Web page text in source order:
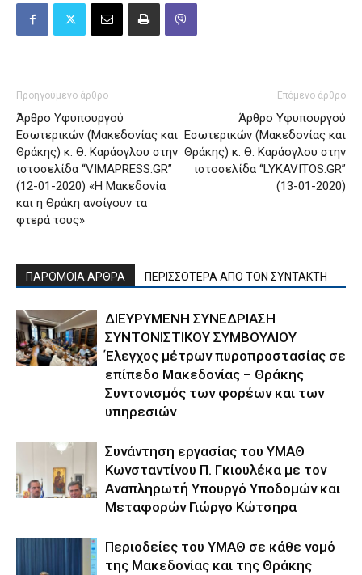
Προηγούμενο άρθρο
Άρθρο Υφυπουργού
Εσωτερικών (Μακεδονίας και
Θράκης) κ. Θ. Καράογλου στην
ιστοσελίδα “VΙMAPRESS.GR”
(12-01-2020) «H Μακεδονία
και η Θράκη ανοίγουν τα
φτερά τους»
Επόμενο άρθρο
Άρθρο Υφυπουργού
Εσωτερικών (Μακεδονίας και
Θράκης) κ. Θ. Καράογλου στην
ιστοσελίδα “LYKAVITOS.GR”
(13-01-2020)
ΠΑΡΟΜΟΙΑ ΑΡΘΡΑ ΠΕΡΙΣΣΟΤΕΡΑ ΑΠΟ ΤΟΝ ΣΥΝΤΑΚΤΗ
ΔΙΕΥΡΥΜΕΝΗ ΣΥΝΕΔΡΙΑΣΗ
ΣΥΝΤΟΝΙΣΤΙΚΟΥ ΣΥΜΒΟΥΛΙΟΥ
Έλεγχος μέτρων πυροπροστασίας σε
επίπεδο Μακεδονίας – Θράκης
Συντονισμός των φορέων και των
υπηρεσιών
Συνάντηση εργασίας του ΥΜΑΘ
Κωνσταντίνου Π. Γκιουλέκα με τον
Αναπληρωτή Υπουργό Υποδομών και
Μεταφορών Γιώργο Κώτσηρα
Περιοδείες του ΥΜΑΘ σε κάθε νομό
της Μακεδονίας και της Θράκης